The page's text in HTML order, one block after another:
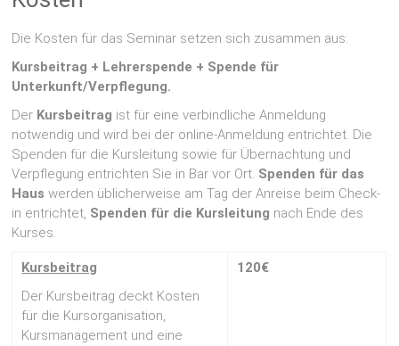
Die Kosten für das Seminar setzen sich zusammen aus:
Kursbeitrag + Lehrerspende + Spende für
Unterkunft/Verpflegung.
Der Kursbeitrag ist für eine verbindliche Anmeldung
notwendig und wird bei der online-Anmeldung entrichtet. Die
Spenden für die Kursleitung sowie für Übernachtung und
Verpflegung entrichten Sie in Bar vor Ort. Spenden für das
Haus werden üblicherweise am Tag der Anreise beim Check-
in entrichtet, Spenden für die Kursleitung nach Ende des
Kurses.
Kursbeitrag
Der Kursbeitrag deckt Kosten
für die Kursorganisation,
Kursmanagement und eine
120€